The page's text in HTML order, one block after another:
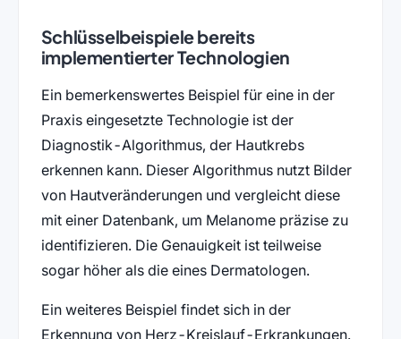
Schlüsselbeispiele bereits
implementierter Technologien
Ein bemerkenswertes Beispiel für eine in der
Praxis eingesetzte Technologie ist der
Diagnostik-Algorithmus, der Hautkrebs
erkennen kann. Dieser Algorithmus nutzt Bilder
von Hautveränderungen und vergleicht diese
mit einer Datenbank, um Melanome präzise zu
identifizieren. Die Genauigkeit ist teilweise
sogar höher als die eines Dermatologen.
Ein weiteres Beispiel findet sich in der
Erkennung von Herz-Kreislauf-Erkrankungen.